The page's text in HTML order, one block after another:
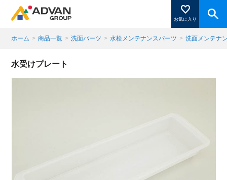
お気に入り
商品ページにある「お気に入り登録」を押すと登録した
商品がここに表示されます。
ホーム > 商品一覧 > 洗面パーツ > 水栓メンテナンスパーツ > 洗面メンテナ
水受けプレート